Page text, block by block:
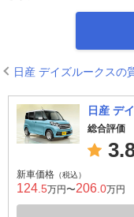
日産 デイズルークスの
日産 デ
総合評価
新車価格 （税込）
124 .5万円〜206 .0万円